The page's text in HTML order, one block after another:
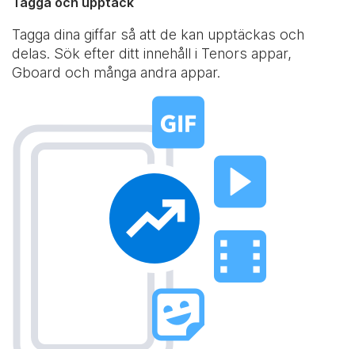
Tagga dina giffar så att de kan upptäckas och
delas. Sök efter ditt innehåll i Tenors appar,
Gboard och många andra appar.